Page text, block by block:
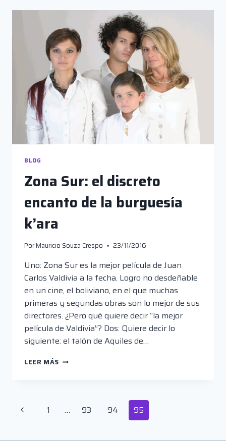
LA
DEL
CRIMEN
BLOG
Zona Sur: el discreto
encanto de la burguesía
k’ara
PorMauricio Souza Crespo 23/11/2016
Uno: Zona Sur es la mejor película de Juan
Carlos Valdivia a la fecha. Logro no desdeñable
en un cine, el boliviano, en el que muchas
primeras y segundas obras son lo mejor de sus
directores. ¿Pero qué quiere decir “la mejor
película de Valdivia”? Dos: Quiere decir lo
siguiente: el talón de Aquiles de…
LEER MÁS ZONA
DE
Navegación
Página
1 … 93 94 95